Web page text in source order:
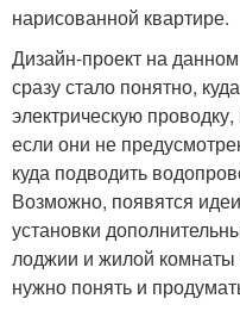
нарисованной квартире.
Дизайн-проект на
сразу стало понятно,
электрическую проводку,
если они не
куда подводить
Возможно, появятся
установки
лоджии и жилой комнаты
нужно понять и